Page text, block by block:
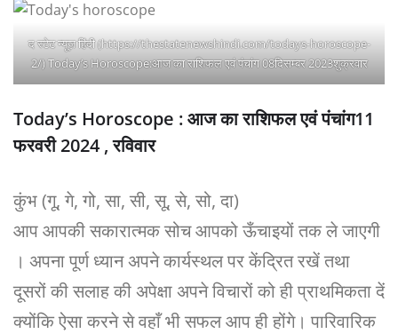
द स्टेट न्यूज़ हिंदी (https://thestatenewshindi.com/todays-horoscope-
2/) Today’s Horoscope:आज का राशिफल एवं पंचांग 08दिसम्बर 2023शुक्रवार
Today’s Horoscope : आज का राशिफल एवं पंचांग11
फरवरी 2024 , रविवार
कुंभ (गू, गे, गो, सा, सी, सू, से, सो, दा)
आप आपकी सकारात्मक सोच आपको ऊँचाइयों तक ले जाएगी
। अपना पूर्ण ध्यान अपने कार्यस्थल पर केंद्रित रखें तथा
दूसरों की सलाह की अपेक्षा अपने विचारों को ही प्राथमिकता दें
क्योंकि ऐसा करने से वहाँ भी सफल आप ही होंगे। पारिवारिक